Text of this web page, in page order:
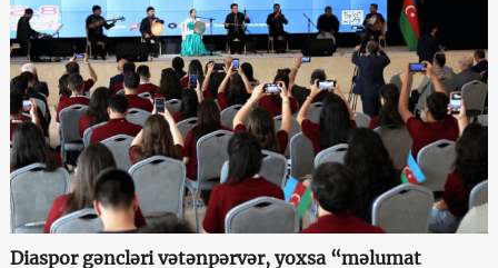
Diaspor gəncləri vətənpərvər, yoxsa “məlumat